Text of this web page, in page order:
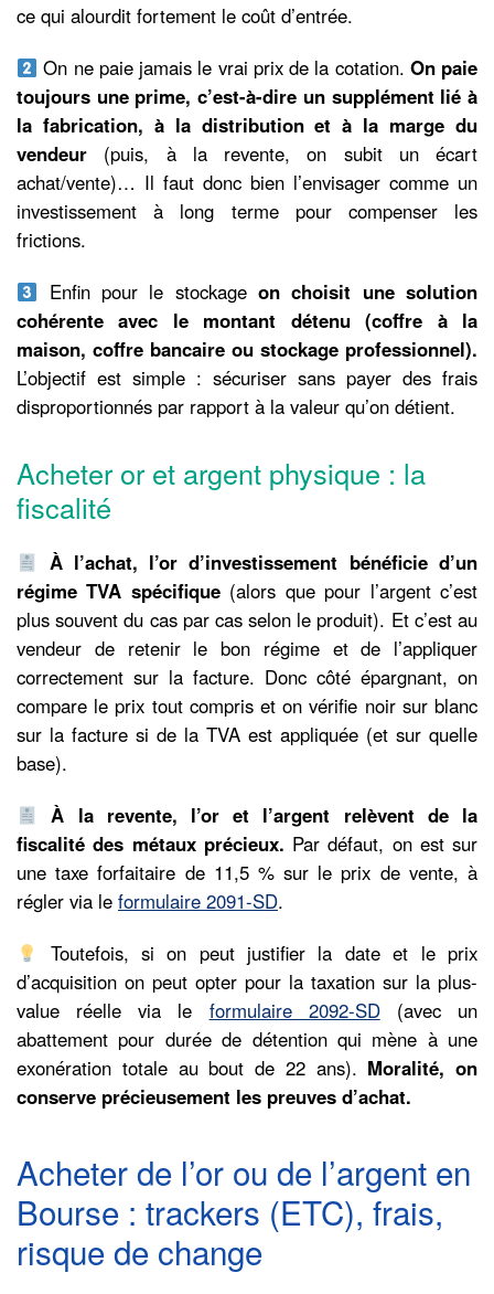
ce qui alourdit fortement le coût d’entrée.
On ne paie jamais le vrai prix de la cotation. On paie
toujours une prime, c’est-à-dire un supplément lié à
la fabrication, à la distribution et à la marge du
vendeur (puis, à la revente, on subit un écart
achat/vente)… Il faut donc bien l’envisager comme un
investissement à long terme pour compenser les
frictions.
Enfin pour le stockage on choisit une solution
cohérente avec le montant détenu (coffre à la
maison, coffre bancaire ou stockage professionnel).
L’objectif est simple : sécuriser sans payer des frais
disproportionnés par rapport à la valeur qu’on détient.
Acheter or et argent physique : la
fiscalité
À l’achat, l’or d’investissement bénéficie d’un
régime TVA spécifique(alors que pour l’argent c’est
plus souvent du cas par cas selon le produit). Et c’est au
vendeur de retenir le bon régime et de l’appliquer
correctement sur la facture. Donc côté épargnant, on
compare le prix tout compris et on vérifie noir sur blanc
sur la facture si de la TVA est appliquée (et sur quelle
base).
À la revente, l’or et l’argent relèvent de la
fiscalité des métaux précieux. Par défaut, on est sur
une taxe forfaitaire de 11,5 % sur le prix de vente, à
régler via le formulaire 2091-SD.
Toutefois, si on peut justifier la date et le prix
d’acquisition on peut opter pour la taxation sur la plus-
value réelle via le formulaire 2092-SD(avec un
abattement pour durée de détention qui mène à une
exonération totale au bout de 22 ans). Moralité, on
conserve précieusement les preuves d’achat.
Acheter de l’or ou de l’argent en
Bourse : trackers (ETC), frais,
risque de change